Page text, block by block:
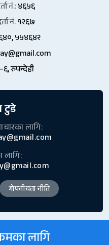
नं.:४६५६
नं.१२६७
५५४६४२
रुपन्देही
टुडे
लागि:
लागि:
गोपनीयता नीति
लागि